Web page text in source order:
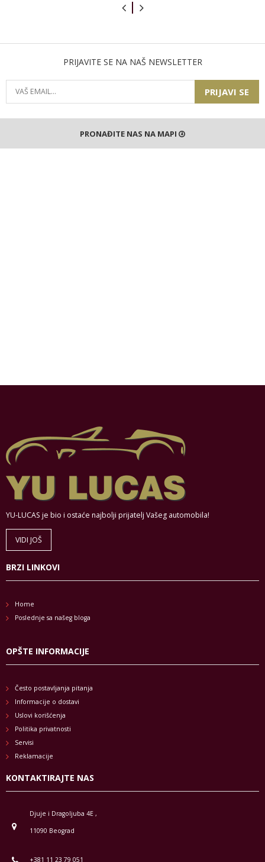
PRIJAVITE SE NA NAŠ NEWSLETTER
PRIJAVI SE
PRONAĐITE NAS NA MAPI
YU-LUCAS je bio i ostaće najbolji prijatelj Vašeg automobila!
VIDI JOŠ
BRZI LINKOVI
Home
Poslednje sa našeg bloga
OPŠTE INFORMACIJE
Često postavljanja pitanja
Informacije o dostavi
Uslovi korišćenja
Politika privatnosti
Servisi
Reklamacije
KONTAKTIRAJTE NAS
Djuje i Dragoljuba 4E ,
11090 Beograd
+381 11 23 79 051